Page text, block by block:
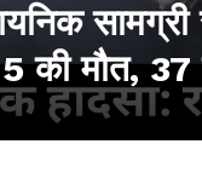
की मौत, 37